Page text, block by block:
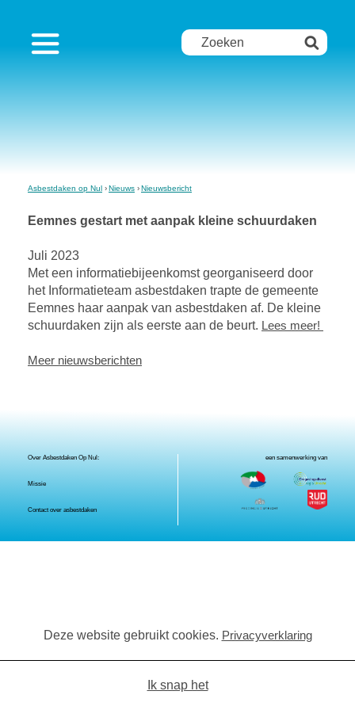
Asbestdaken op Nul Nieuws Nieuwsbericht
Eemnes gestart met aanpak kleine schuurdaken
Juli 2023
Met een informatiebijeenkomst georganiseerd door
het Informatieteam asbestdaken trapte de gemeente
Eemnes haar aanpak van asbestdaken af. De kleine
schuurdaken zijn als eerste aan de beurt. Lees meer!
Meer nieuwsberichten
Over Asbestdaken Op Nul:
Missie
Contact over asbestdaken
een samenwerking van
Deze website gebruikt cookies. Privacyverklaring
Ik snap het